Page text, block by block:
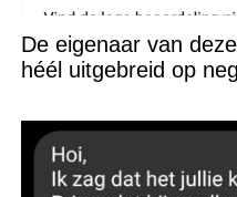
De eigenaar van
héél uitgebreid op